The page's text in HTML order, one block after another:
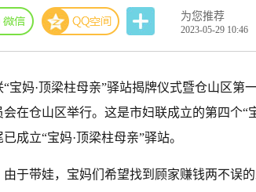
为您推荐
2023-05-29 10:46
“宝妈·顶梁柱母亲”驿站揭牌仪式暨仓山区第
在仓山区举行。这是市妇联成立的第四个“
成立“宝妈·顶梁柱母亲”驿站。
由于带娃，宝妈们希望找到顾家赚钱两不误